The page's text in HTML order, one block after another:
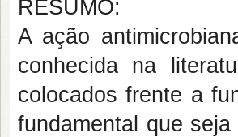
RESUMO:
A ação
conhecida na
colocados frente a
fundamental que